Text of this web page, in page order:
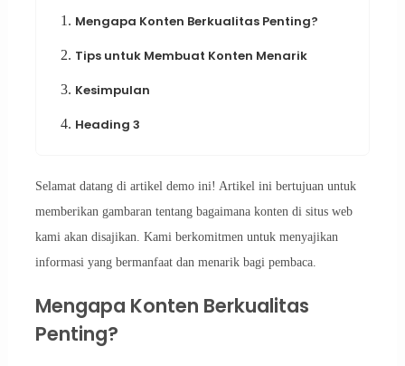
1. Mengapa Konten Berkualitas Penting?
2. Tips untuk Membuat Konten Menarik
3. Kesimpulan
4. Heading 3
Selamat datang di artikel demo ini! Artikel ini bertujuan untuk
memberikan gambaran tentang bagaimana konten di situs web
kami akan disajikan. Kami berkomitmen untuk menyajikan
informasi yang bermanfaat dan menarik bagi pembaca.
Mengapa Konten Berkualitas
Penting?